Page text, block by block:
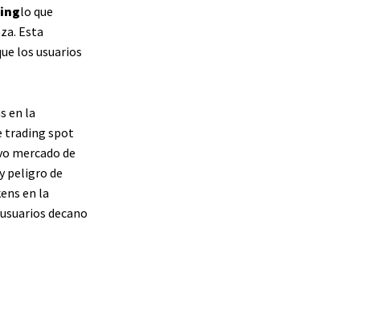
lo que
Esta
los usuarios
en la
trading spot
mercado de
peligro de
en la
decano